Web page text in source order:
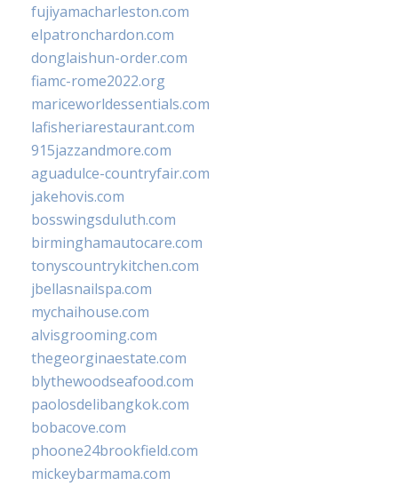
fujiyamacharleston.com
elpatronchardon.com
donglaishun-order.com
fiamc-rome2022.org
mariceworldessentials.com
lafisheriarestaurant.com
915jazzandmore.com
aguadulce-countryfair.com
jakehovis.com
bosswingsduluth.com
birminghamautocare.com
tonyscountrykitchen.com
jbellasnailspa.com
mychaihouse.com
alvisgrooming.com
thegeorginaestate.com
blythewoodseafood.com
paolosdelibangkok.com
bobacove.com
phoone24brookfield.com
mickeybarmama.com